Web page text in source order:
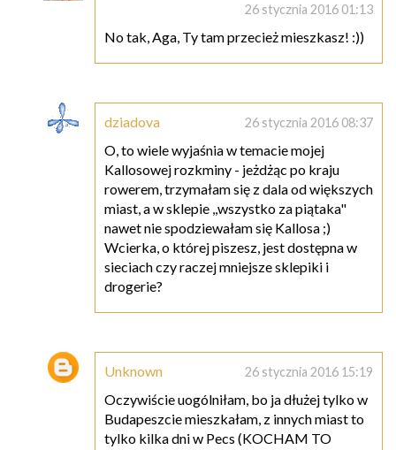
26 stycznia 2016 01:13
No tak, Aga, Ty tam przecież mieszkasz! :))
dziadova 26 stycznia 2016 08:37
O, to wiele wyjaśnia w temacie mojej
Kallosowej rozkminy - jeżdżąc po kraju
rowerem, trzymałam się z dala od większych
miast, a w sklepie ,,wszystko za piątaka"
nawet nie spodziewałam się Kallosa ;)
Wcierka, o której piszesz, jest dostępna w
sieciach czy raczej mniejsze sklepiki i
drogerie?
Unknown 26 stycznia 2016 15:19
Oczywiście uogólniłam, bo ja dłużej tylko w
Budapeszcie mieszkałam, z innych miast to
tylko kilka dni w Pecs (KOCHAM TO